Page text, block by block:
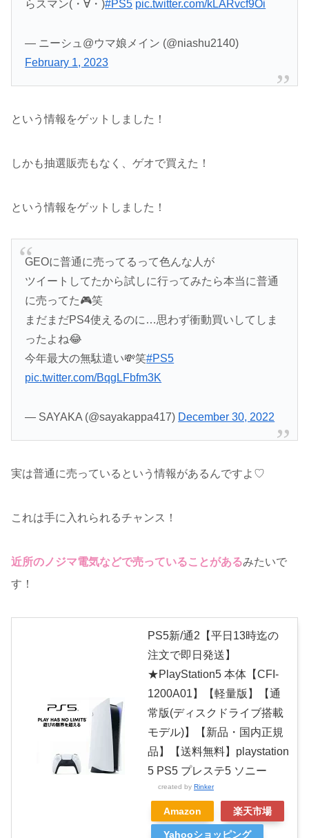
らスマン(・∀・)#PS5 pic.twitter.com/kLARvcf9Oi
— ニーシュ@ウマ娘メイン (@niashu2140)
February 1, 2023
という情報をゲットしました！
しかも抽選販売もなく、ゲオで買えた！
という情報をゲットしました！
GEOに普通に売ってるって色んな人が
ツイートしてたから試しに行ってみたら本当に普通
に売ってた🎮笑
まだまだPS4使えるのに…思わず衝動買いしてしま
ったよね😂
今年最大の無駄遣い💸笑#PS5
pic.twitter.com/BqgLFbfm3K
— SAYAKA (@sayakappa417) December 30, 2022
実は普通に売っているという情報があるんですよ♡
これは手に入れられるチャンス！
近所のノジマ電気などで売っていることがあるみたいで
す！
PS5新/通2【平日13時迄の
注文で即日発送】
★PlayStation5 本体【CFI-
1200A01】【軽量版】【通
常版(ディスクドライブ搭載
モデル)】【新品・国内正規
品】【送料無料】playstation
5 PS5 プレステ5 ソニー
created by Rinker
Amazon 楽天市場
Yahooショッピング